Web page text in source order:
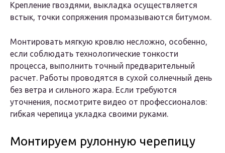
Крепление гвоздями, выкладка осуществляется
встык, точки сопряжения промазываются битумом.
Монтировать мягкую кровлю несложно, особенно,
если соблюдать технологические тонкости
процесса, выполнить точный предварительный
расчет. Работы проводятся в сухой солнечный день
без ветра и сильного жара. Если требуются
уточнения, посмотрите видео от профессионалов:
гибкая черепица укладка своими руками.
Монтируем рулонную черепицу